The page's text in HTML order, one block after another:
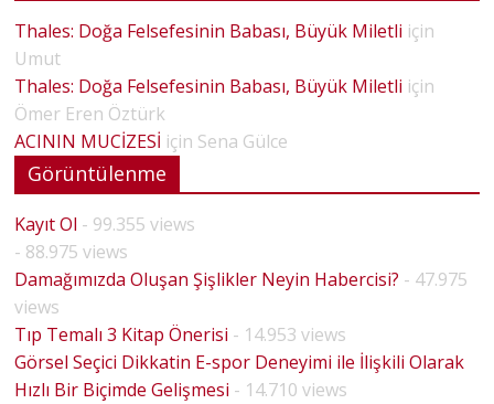
Thales: Doğa Felsefesinin Babası, Büyük Miletli için
Umut
Thales: Doğa Felsefesinin Babası, Büyük Miletli için
Ömer Eren Öztürk
ACININ MUCİZESİ için Sena Gülce
Görüntülenme
Kayıt Ol - 99.355 views
- 88.975 views
Damağımızda Oluşan Şişlikler Neyin Habercisi? - 47.975
views
Tıp Temalı 3 Kitap Önerisi - 14.953 views
Görsel Seçici Dikkatin E-spor Deneyimi ile İlişkili Olarak
Hızlı Bir Biçimde Gelişmesi - 14.710 views